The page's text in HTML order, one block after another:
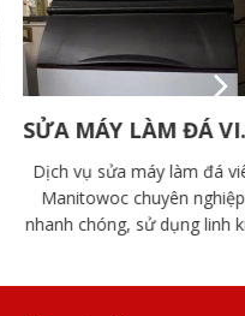
SỬA MÁY LÀM ĐÁ VIÊN MANITOWOC
Dịch vụ sửa máy làm đá viên
Manitowoc chuyên nghiệp,
nhanh chóng, sử dụng linh kiện